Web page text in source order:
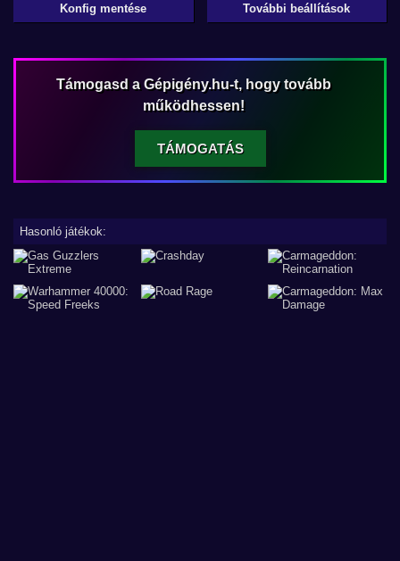
Konfig mentése További beállítások
Támogasd a Gépigény.hu-t, hogy tovább
működhessen!
TÁMOGATÁS
Hasonló játékok: